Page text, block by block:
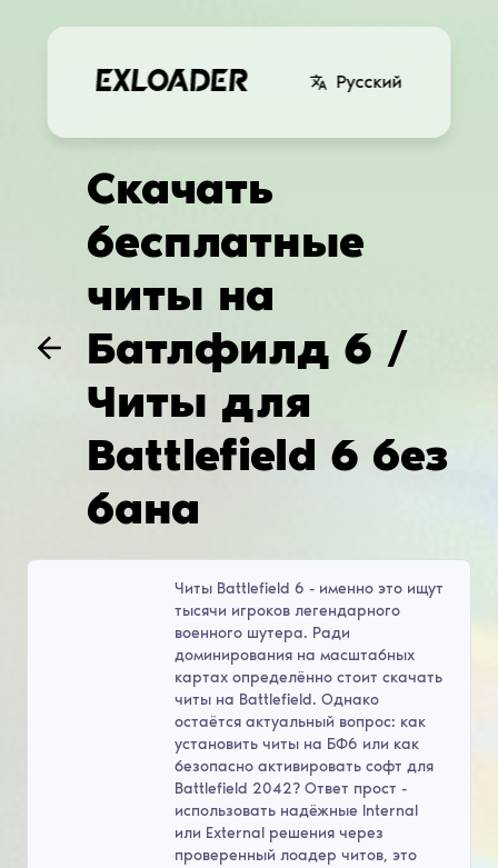
Русский
Скачать
бесплатные
читы на
Батлфилд 6 /
Читы для
Battlefield 6 без
бана
Читы Battlefield 6 - именно это ищут
тысячи игроков легендарного
военного шутера. Ради
доминирования на масштабных
картах определённо стоит скачать
читы на Battlefield. Однако
остаётся актуальный вопрос: как
установить читы на БФ6 или как
безопасно активировать софт для
Battlefield 2042? Ответ прост -
использовать надёжные Internal
или External решения через
проверенный лоадер читов, это